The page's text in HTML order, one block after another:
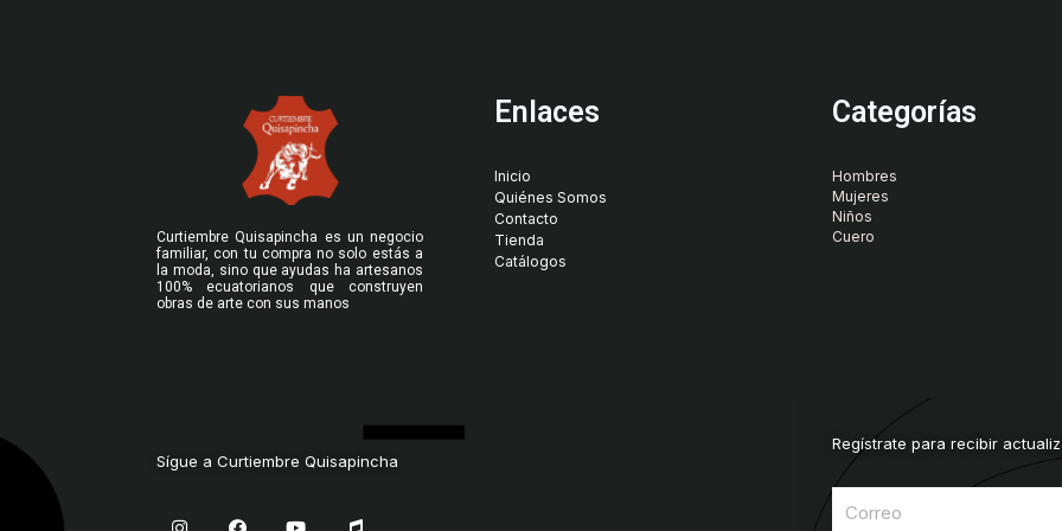
Curtiembre Quisapincha es un negocio
familiar, con tu compra no solo estás a
la moda, sino que ayudas ha artesanos
100% ecuatorianos que construyen
obras de arte con sus manos
Enlaces
Inicio
Quiénes Somos
Contacto
Tienda
Catálogos
Categorías
Hombres
Mujeres
Niños
Cuero
Sígue a Curtiembre Quisapincha
Regístrate para recibir